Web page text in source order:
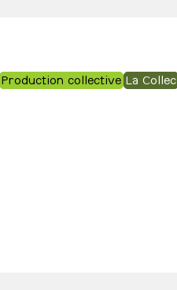
Production collective La Collec